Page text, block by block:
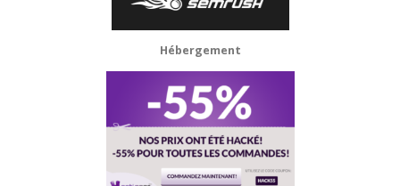
Hébergement